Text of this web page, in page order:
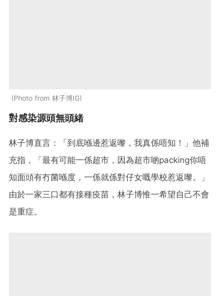
Photo from 林子博IG
對感染源頭無頭緒
林子博直言：「到底喺邊惹返嚟，我真係唔知！」他補
充指，「最有可能一係超市，因為超市啲packing你唔
知面頭有冇菌喺度，一係就係對仔女嘅學校惹返嚟。」
由於一家三口都有接種疫苗，林子博惟一希望自己不會
是重症。